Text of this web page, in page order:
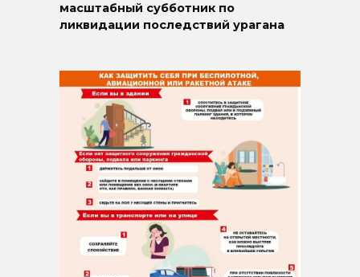
масштабный субботник по
ликвидации последствий урагана